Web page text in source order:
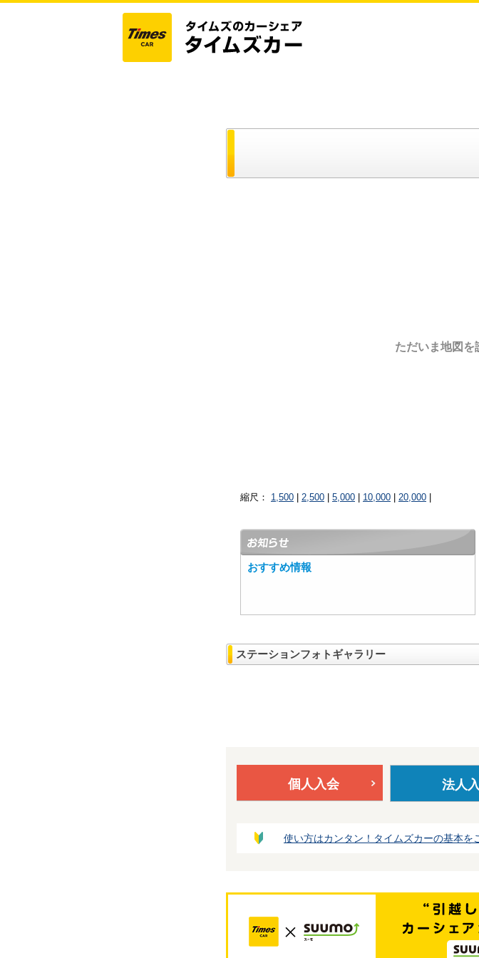
ただいま地図を
縮尺： 1,500 2,500 5,000 10,000 20,000
おすすめ情報
ステーションフォトギャラリー
個人入会 法人
使い方はカンタン！タイムズカーの基本を